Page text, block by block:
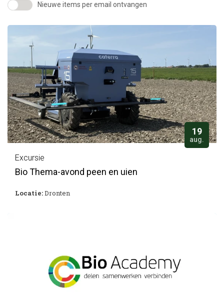
Nieuwe items per email ontvangen
19
aug.
Excursie
Bio Thema-avond peen en uien
Locatie:Dronten